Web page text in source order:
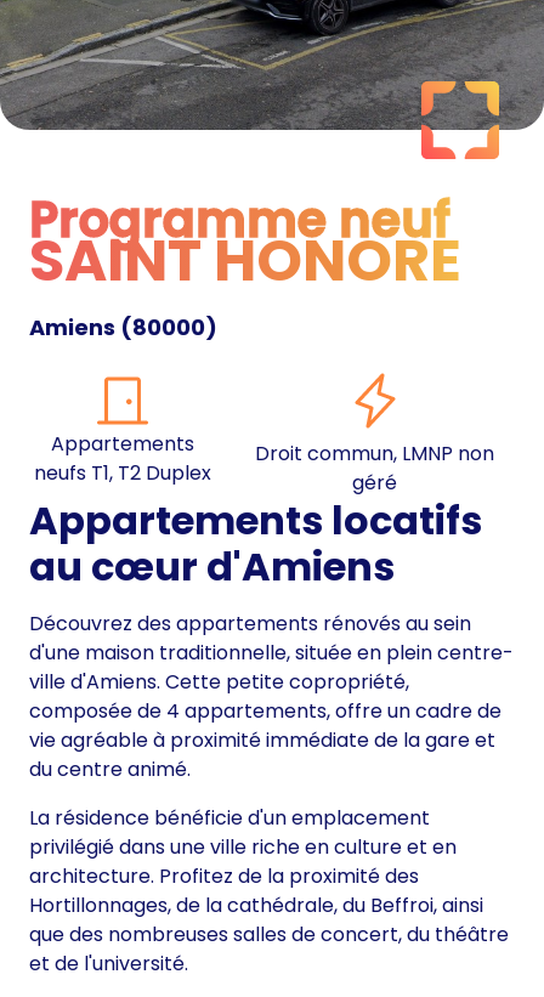
Programme neuf
Programme neuf
SAINT HONORE
Amiens (80000)
Appartements
neufs T1, T2 Duplex
Droit commun, LMNP non
géré
Appartements locatifs
au cœur d'Amiens
Découvrez des appartements rénovés au sein
d'une maison traditionnelle, située en plein centre-
ville d'Amiens. Cette petite copropriété,
composée de 4 appartements, offre un cadre de
vie agréable à proximité immédiate de la gare et
du centre animé.
La résidence bénéficie d'un emplacement
privilégié dans une ville riche en culture et en
architecture. Profitez de la proximité des
Hortillonnages, de la cathédrale, du Beffroi, ainsi
que des nombreuses salles de concert, du théâtre
et de l'université.